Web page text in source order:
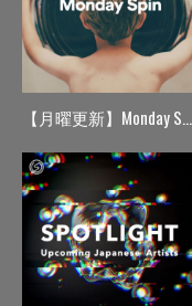
【月曜更新】Monday Spin